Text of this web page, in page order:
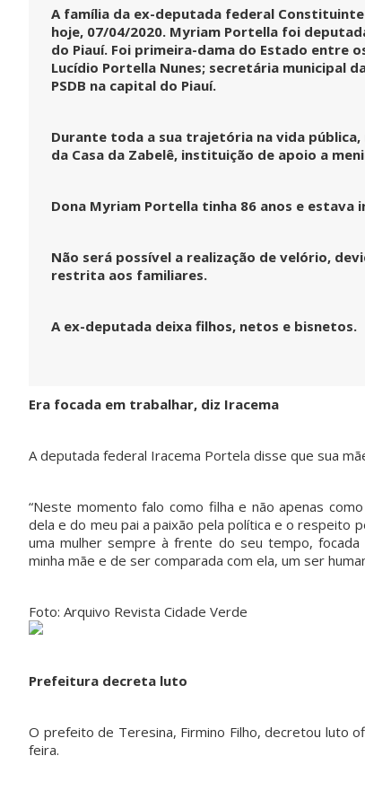
A família da ex-deputada federal
hoje, 07/04/2020. Myriam Portella foi
do Piauí. Foi primeira-dama do Estado entre
Lucídio Portella Nunes; secretária municipal
PSDB na capital do Piauí.
Durante toda a sua trajetória na vida
da Casa da Zabelê, instituição de apoio a
Dona Myriam Portella tinha 86 anos e estava
Não será possível a realização de velório,
restrita aos familiares.
A ex-deputada deixa filhos, netos e bisnetos.
Era focada em trabalhar, diz Iracema
A deputada federal Iracema Portela disse que sua
“Neste momento falo como filha e não apenas
dela e do meu pai a paixão pela política e o respeito
uma mulher sempre à frente do seu tempo,
minha mãe e de ser comparada com ela, um ser
Foto: Arquivo Revista Cidade Verde
Prefeitura decreta luto
O prefeito de Teresina, Firmino Filho, decretou luto
feira.
pvmulher
Jul 30
Hoje
celebramo
s a vida de
uma...
pvmulher
Jul 29
O direito
ao voto é
uma das
da...
pvmulher
Jul 28
Hoje
celebramo
s a vida de
52
Mas